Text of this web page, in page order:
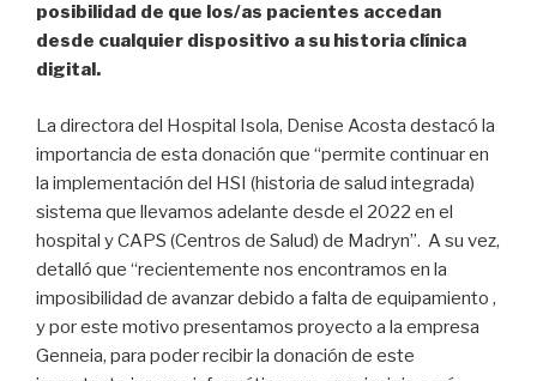
posibilidad de que los/as pacientes accedan
desde cualquier dispositivo a su historia clínica
digital.
La directora del Hospital Isola, Denise Acosta destacó la
importancia de esta donación que “permite continuar en
la implementación del HSI (historia de salud integrada)
sistema que llevamos adelante desde el 2022 en el
hospital y CAPS (Centros de Salud) de Madryn”. A su vez,
detalló que “recientemente nos encontramos en la
imposibilidad de avanzar debido a falta de equipamiento ,
y por este motivo presentamos proyecto a la empresa
Genneia, para poder recibir la donación de este